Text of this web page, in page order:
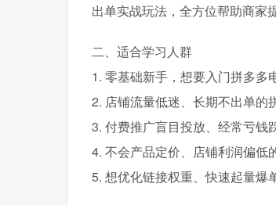
出单实战玩法，全方位帮助商家
二、适合学习人群
1. 零基础新手，想要入门拼多多
2. 店铺流量低迷、长期不出单的
3. 付费推广盲目投放、经常亏钱
4. 不会产品定价、店铺利润偏低
5. 想优化链接权重、快速起量爆